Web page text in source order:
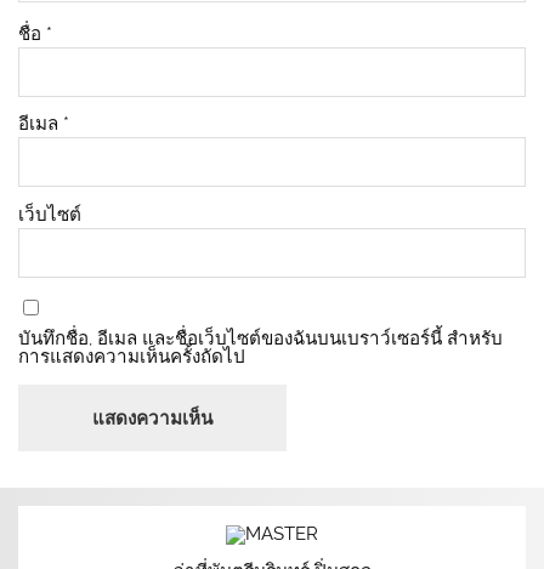
ชื่อ *
อีเมล *
เว็บไซต์
บันทึกชื่อ, อีเมล และชื่อเว็บไซต์ของฉันบนเบราว์เซอร์นี้ สำหรับ
การแสดงความเห็นครั้งถัดไป